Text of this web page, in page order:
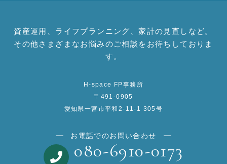
資産運用、ライフプランニング、家計の見直しなど。
その他さまざまなお悩みのご相談をお待ちしておりま
す。
H-space FP事務所
〒491-0905
愛知県一宮市平和2-11-1 305号
お電話でのお問い合わせ
080-6910-0173